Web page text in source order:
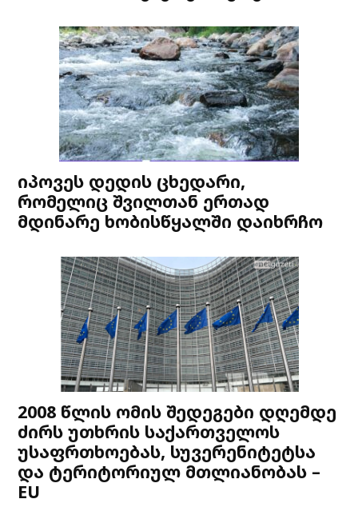
იპოვეს დედის ცხედარი,
რომელიც შვილთან ერთად
მდინარე ხობისწყალში დაიხრჩო
2008 წლის ომის შედეგები დღემდე
ძირს უთხრის საქართველოს
უსაფრთხოებას, სუვერენიტეტსა
და ტერიტორიულ მთლიანობას –
EU